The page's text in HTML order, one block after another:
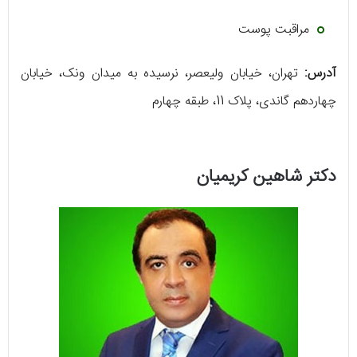
مراقبت پوست
آدرس: تهران، خیابان ولیعصر، نرسیده به میدان ونک، خیابان
چهاردهم گاندی، پلاک 11، طبقه چهارم
دکتر شاهین کریمیان